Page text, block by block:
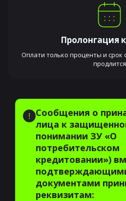
Пролонгация
Оплати только проценты и срок
продлится
Сообщения о
лица к
понимании ЗУ «О
потребительском
кредитовании»)
документами
реквизитам: